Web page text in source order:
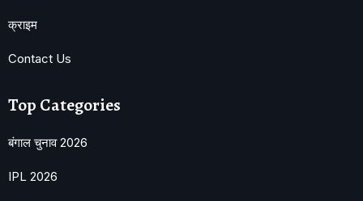
क्राइम
Contact Us
Top Categories
बंगाल चुनाव 2026
IPL 2026